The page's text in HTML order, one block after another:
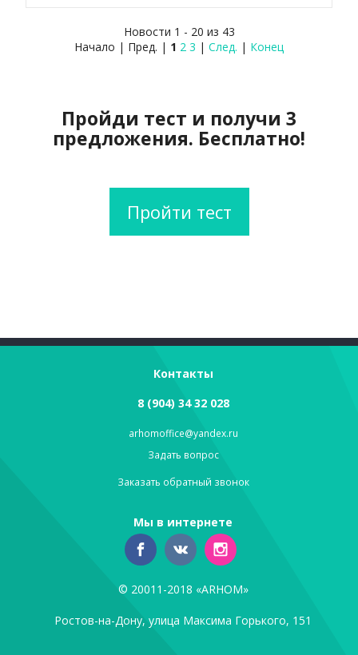
Новости 1 - 20 из 43
Начало | Пред. | 1 2 3 | След. | Конец
Пройди тест и получи 3
предложения. Бесплатно!
Пройти тест
Контакты
8 (904) 34 32 028
arhomoffice@yandex.ru
Задать вопрос
Заказать обратный звонок
Мы в интернете
© 20011-2018 «ARHOM»
Ростов-на-Дону, улица Максима Горького, 151